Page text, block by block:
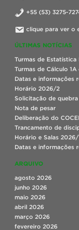
+55 (53) 3275-
clique para ver o
ÚLTIMAS NOTÍCIAS
Turmas de
Turmas de Cálculo
Datas e informações
Horário 2026/2
Solicitação de
Nota de pesar
Deliberação do
Trancamento de
Horário e Salas 2026/
Datas e informações
ARQUIVO
agosto 2026
junho 2026
maio 2026
abril 2026
março 2026
fevereiro 2026